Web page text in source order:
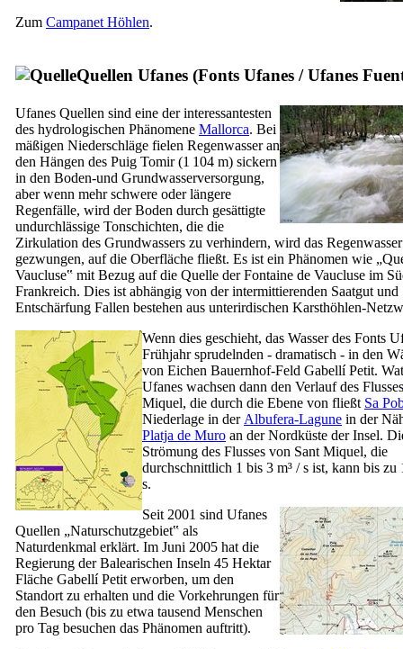
Zum Campanet Höhlen.
Quellen Ufanes (Fonts Ufanes /Ufanes
Ufanes Quellen sind eine der interessantesten
des hydrologischen Phänomene Mallorca. Bei
mäßigen Niederschläge fielen Regenwasser an
den Hängen des Puig Tomir(1 104 m) sickern
in den Boden-und Grundwasserversorgung,
aber wenn mehr schwere oder längere
Regenfälle, wird der Boden durch gesättigte
undurchlässige Tonschichten, die die
Zirkulation des Grundwassers zu verhindern, wird das
gezwungen, auf die Oberfläche fließt. Es ist ein Phänomen wie
Vaucluse‟ mit Bezug auf die Quelle der Fontaine de Vaucluse im
Frankreich. Dies ist abhängig von der intermittierenden Saatgut und
Entschärfung Fallen bestehen aus unterirdischen Karsthöhlen-
Wenn dies geschieht, das Wasser des Fonts
Frühjahr sprudelnden - dramatisch - in den
von Eichen Bauernhof-Feld Gabellí Petit.
Ufanes wachsen dann den Verlauf des
Miquel, die durch die Ebene von fließt Sa
Niederlage in der Albufera-Lagune in der
Platja de Muro an der Nordküste der Insel.
Strömung des Flusses von Sant Miquel, die
durchschnittlich 1 bis 3 m³ / s ist, kann bis zu
s.
Seit 2001 sind Ufanes
Quellen „Naturschutzgebiet‟ als
Naturdenkmal erklärt. Im Juni 2005 hat die
Regierung der Balearischen Inseln 45 Hektar
Fläche Gabellí Petit erworben, um den
Standort zu erhalten und die Vorkehrungen für
den Besuch (bis zu etwa tausend Menschen
pro Tag besuchen das Phänomen auftritt).